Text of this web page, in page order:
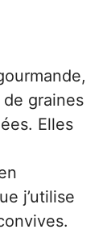
de graines
Elles
j’utilise